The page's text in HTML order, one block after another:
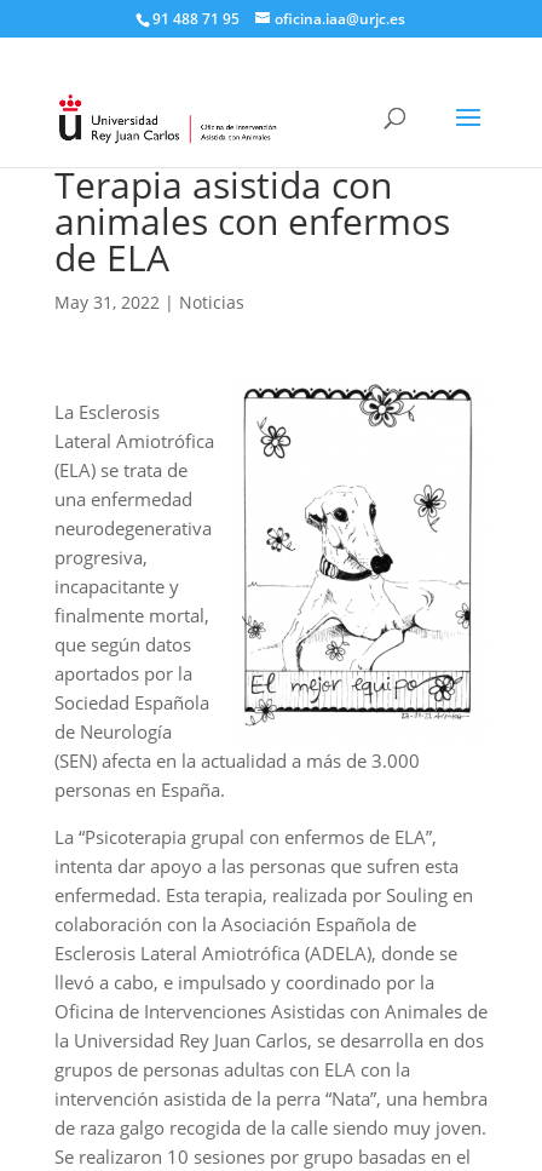
91 488 71 95​ oficina.iaa@urjc.es
Terapia asistida con
animales con enfermos
de ELA
May 31, 2022| Noticias
La Esclerosis
Lateral Amiotrófica
(ELA) se trata de
una enfermedad
neurodegenerativa
progresiva,
incapacitante y
finalmente mortal,
que según datos
aportados por la
Sociedad Española
de Neurología
(SEN) afecta en la actualidad a más de 3.000
personas en España.
La “Psicoterapia grupal con enfermos de ELA”,
intenta dar apoyo a las personas que sufren esta
enfermedad. Esta terapia, realizada por Souling en
colaboración con la Asociación Española de
Esclerosis Lateral Amiotrófica (ADELA), donde se
llevó a cabo, e impulsado y coordinado por la
Oficina de Intervenciones Asistidas con Animales de
la Universidad Rey Juan Carlos, se desarrolla en dos
grupos de personas adultas con ELA con la
intervención asistida de la perra “Nata”, una hembra
de raza galgo recogida de la calle siendo muy joven.
Se realizaron 10 sesiones por grupo basadas en el